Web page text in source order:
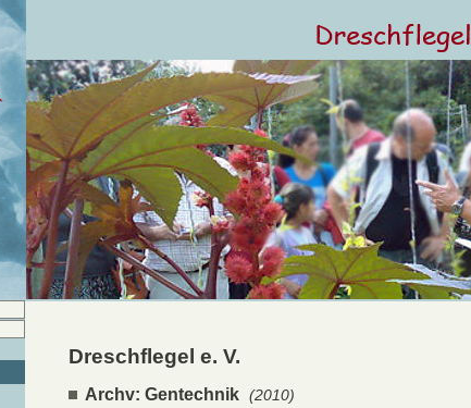
Dreschflegel e. V.
Archv: Gentechnik (2010)